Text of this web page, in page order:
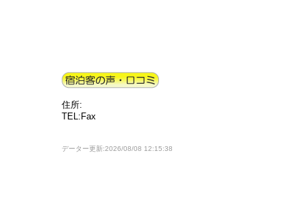
住所:
TEL:Fax
データー更新:2026/08/08 12:15:38